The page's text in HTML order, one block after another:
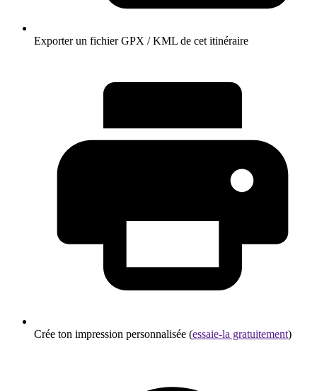
Exporter un fichier GPX / KML de cet itinéraire
Crée ton impression personnalisée (essaie-la gratuitement)